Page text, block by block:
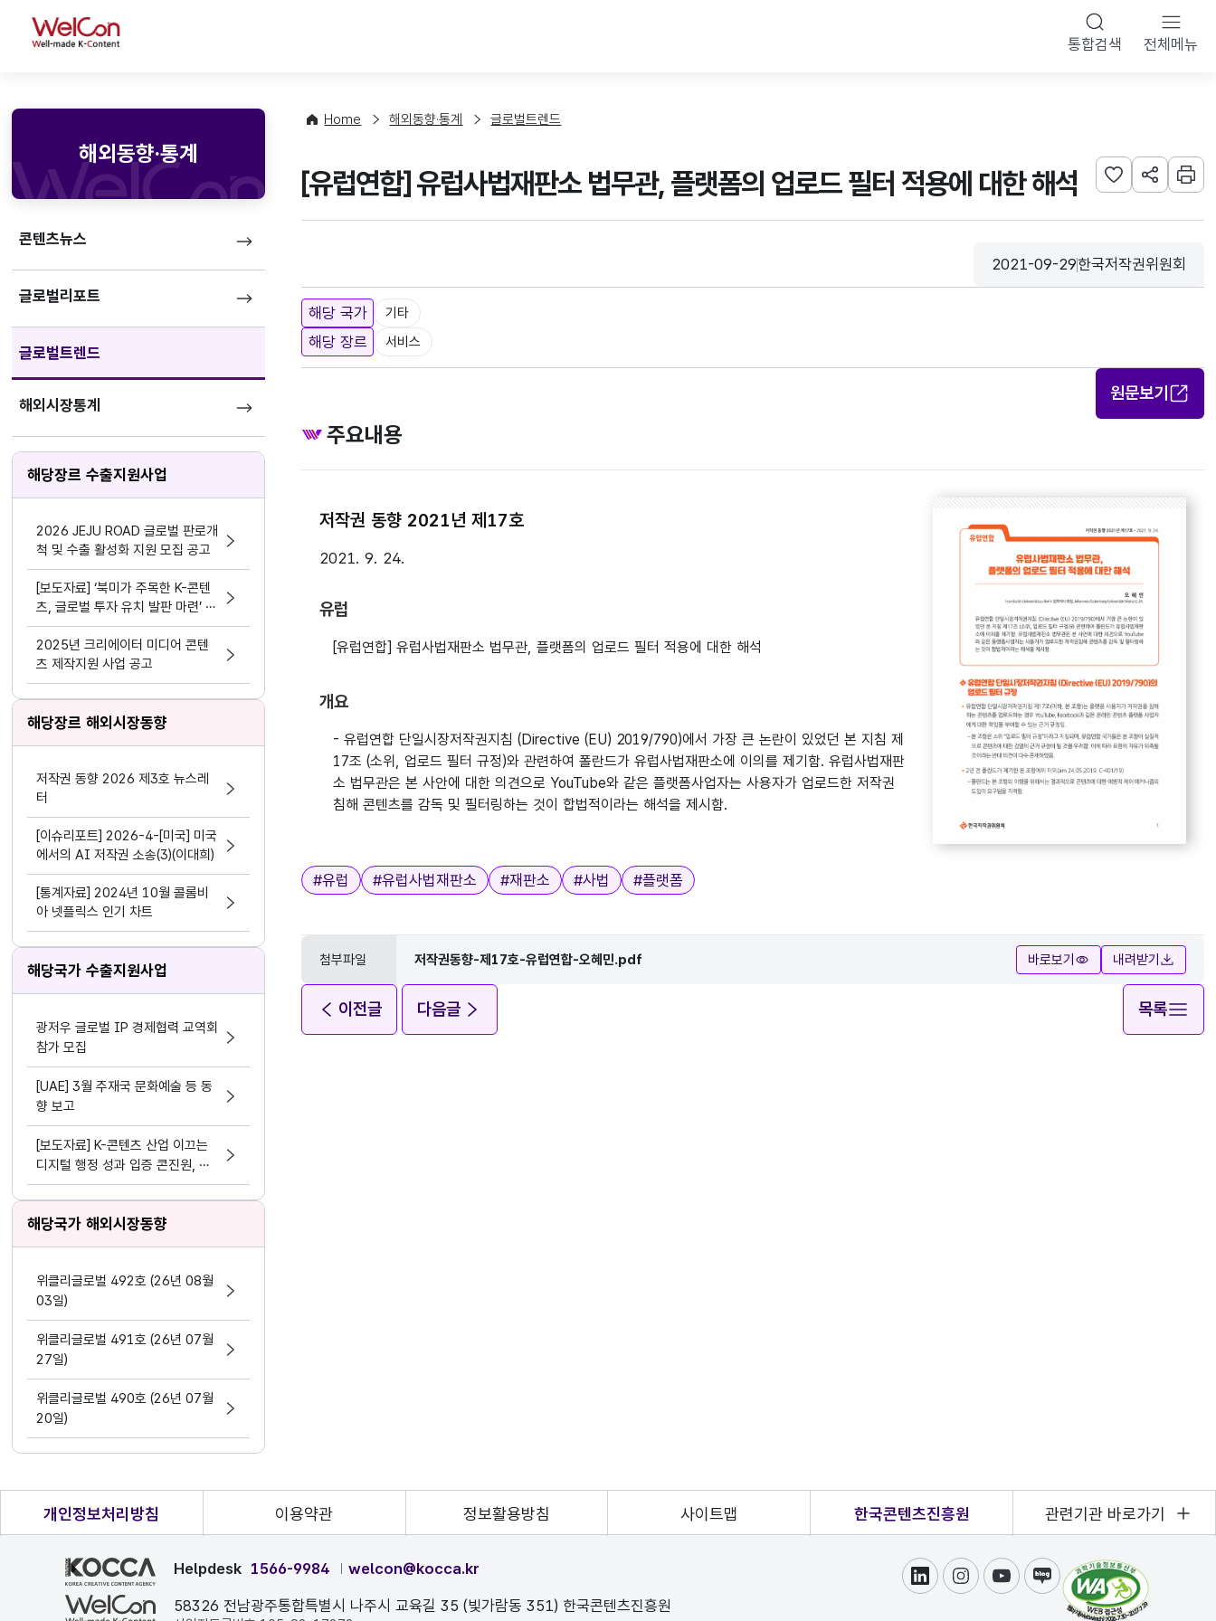
WelCon 통합검색 전체메뉴
해외동향·통계
콘텐츠뉴스
글로벌리포트
글로벌트렌드
해외시장통계
해당장르 수출지원사업
2026 JEJU ROAD 글로벌 판로개
척 및 수출 활성화 지원 모집 공고
[보도자료] ‘북미가 주목한 K-콘텐
츠, 글로벌 투자 유치 발판 마련’ 콘
진원, ‘유녹(U-KNOCK) 2025 in
USA’ 성공적 개최
2025년 크리에이터 미디어 콘텐
츠 제작지원 사업 공고
해당장르 해외시장동향
저작권 동향 2026 제3호 뉴스레
터
[이슈리포트] 2026-4-[미국] 미국
에서의 AI 저작권 소송(3)(이대희)
[통계자료] 2024년 10월 콜롬비
아 넷플릭스 인기 차트
해당국가 수출지원사업
광저우 글로벌 IP 경제협력 교역회
참가 모집
[UAE] 3월 주재국 문화예술 등 동
향 보고
[보도자료] K-콘텐츠 산업 이끄는
디지털 행정 성과 입증 콘진원, 정
보화⋅데이터 분야 평가 3관왕 달성
해당국가 해외시장동향
위클리글로벌 492호 (26년 08월
03일)
위클리글로벌 491호 (26년 07월
27일)
위클리글로벌 490호 (26년 07월
20일)
Home 해외동향·통계 글로벌트렌드
[유럽연합] 유럽사법재판소 법무관, 플랫폼의 업로드 필터 적용에 대한 해석 관심사 등록하기
URL 공유하
인쇄
등록일
2021-09-29
수집기관
한국저작권위원회
해당 국가 기타
해당 장르 서비스
원문보기
주요내용
저작권 동향 2021년 제17호
2021. 9. 24.
유럽
[유럽연합] 유럽사법재판소 법무관, 플랫폼의 업로드 필터 적용에 대한 해석
개요
- 유럽연합 단일시장저작권지침 (Directive (EU) 2019/790)에서 가장 큰 논란이 있었던 본 지침 제
17조 (소위, 업로드 필터 규정)와 관련하여 폴란드가 유럽사법재판소에 이의를 제기함. 유럽사법재판
소 법무관은 본 사안에 대한 의견으로 YouTube와 같은 플랫폼사업자는 사용자가 업로드한 저작권
침해 콘텐츠를 감독 및 필터링하는 것이 합법적이라는 해석을 제시함.
태그
#유럽 #유럽사법재판소 #재판소 #사법 #플랫폼
첨부파일 저작권동향-제17호-유럽연합-오혜민.pdf 바로보기 내려받기
이전글 다음글 목록
개인정보처리방침 이용약관 정보활용방침 사이트맵 한국콘텐츠진흥원 관련기관 바로가기
Helpdesk 1566-9984 welcon@kocca.kr
58326 전남광주통합특별시 나주시 교육길 35 (빛가람동 351) 한국콘텐츠진흥원
링크드인인스타그램
유튜브블로그